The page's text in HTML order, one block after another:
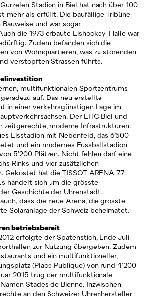
Stadion in Biel hat nach über 100
mehr als erfüllt. Die baufällige Tribüne
und war sogar
die 1973 erbaute Eishockey-Halle war
Zudem befanden sich die
von Wohnquartieren, was zu störenden
verstopften Strassen führte.
multifunktionalen Sportzentrums
auf. Das neu erstellte
in einer verkehrsgünstigen Lage im
Der EHC Biel und
zeitgerechte, moderne Infrastrukturen.
Eisstadion mit Nebenfeld, das 6’500
und ein modernes Fussballstadion
5’200 Plätzen. Nicht fehlen darf eine
Rinks und vier zusätzlichen
Gekostet hat die TISSOT ARENA 77
handelt sich um die grösste
Geschichte der Uhrenstadt.
dass die neue Arena, die grösste
Solaranlage der Schweiz beheimatet.
betriebsbereit
erfolgte der Spatenstich, Ende Juli
zur Nutzung übergeben. Zudem
und ein multifunktioneller,
(Place Publique) von rund 4’200
2015 trug der multifunktionale
Stades de Bienne. Inzwischen
an den Schweizer Uhrenhersteller